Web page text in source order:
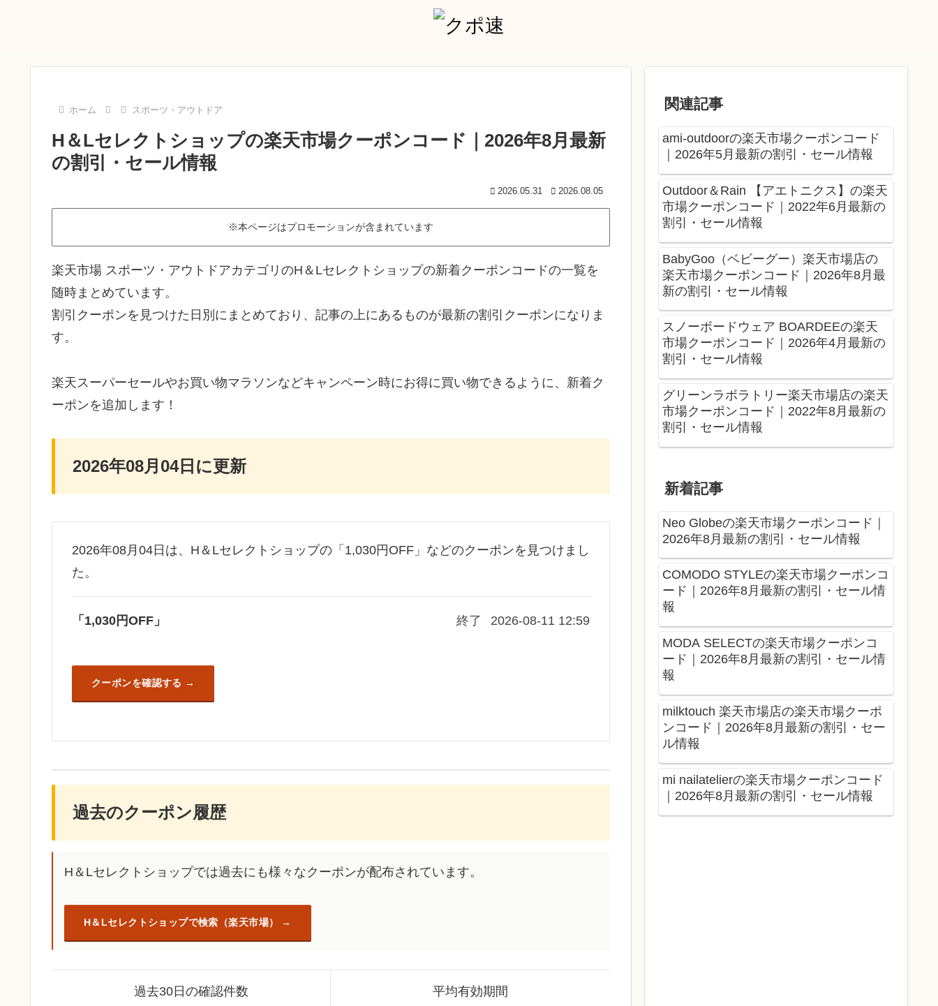
ホーム スポーツ・アウトドア
H＆Lセレクトショップの楽天市場クーポンコード｜2026年8月最新
の割引・セール情報
2026.05.31 2026.08.05
※本ページはプロモーションが含まれています
楽天市場 スポーツ・アウトドアカテゴリのH＆Lセレクトショップの新着クーポンコードの一覧を
随時まとめています。
割引クーポンを見つけた日別にまとめており、記事の上にあるものが最新の割引クーポンになりま
す。
楽天スーパーセールやお買い物マラソンなどキャンペーン時にお得に買い物できるように、新着ク
ーポンを追加します！
2026年08月04日に更新
2026年08月04日は、H＆Lセレクトショップの「1,030円OFF」などのクーポンを見つけまし
た。
「1,030円OFF」 終了 2026-08-11 12:59
クーポンを確認する
過去のクーポン履歴
H＆Lセレクトショップでは過去にも様々なクーポンが配布されています。
H＆Lセレクトショップで検索（楽天市場）
過去30日の確認件数
平均有効期間
関連記事
ami-outdoorの楽天市場クーポンコード
｜2026年5月最新の割引・セール情報
Outdoor＆Rain 【アエトニクス】の楽天
市場クーポンコード｜2022年6月最新の
割引・セール情報
BabyGoo（ベビーグー）楽天市場店の
楽天市場クーポンコード｜2026年8月最
新の割引・セール情報
スノーボードウェア BOARDEEの楽天
市場クーポンコード｜2026年4月最新の
割引・セール情報
グリーンラボラトリー楽天市場店の楽天
市場クーポンコード｜2022年8月最新の
割引・セール情報
新着記事
Neo Globeの楽天市場クーポンコード｜
2026年8月最新の割引・セール情報
COMODO STYLEの楽天市場クーポンコ
ード｜2026年8月最新の割引・セール情
報
MODA SELECTの楽天市場クーポンコ
ード｜2026年8月最新の割引・セール情
報
milktouch 楽天市場店の楽天市場クーポ
ンコード｜2026年8月最新の割引・セー
ル情報
mi nailatelierの楽天市場クーポンコード
｜2026年8月最新の割引・セール情報